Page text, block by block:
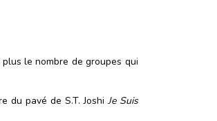
le nombre de groupes qui
du pavé de S.T. Joshi Je Suis